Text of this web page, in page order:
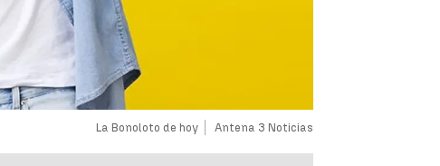
La Bonoloto de hoy Antena 3 Noticias